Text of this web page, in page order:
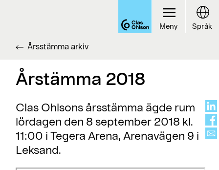
Årsstämma arkiv
Årstämma 2018
Clas Ohlsons årsstämma ägde rum
lördagen den 8 september 2018 kl.
11:00 i Tegera Arena, Arenavägen 9 i
Leksand.
Meny Språk